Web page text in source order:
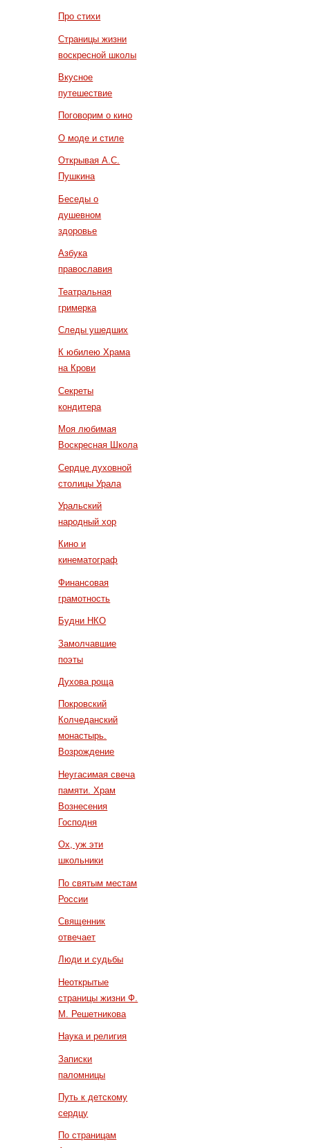
Про стихи
Страницы жизни
воскресной школы
Вкусное
путешествие
Поговорим о кино
О моде и стиле
Открывая А.С.
Пушкина
Беседы о
душевном
здоровье
Азбука
православия
Театральная
гримерка
Следы ушедших
К юбилею Храма
на Крови
Секреты
кондитера
Моя любимая
Воскресная Школа
Сердце духовной
столицы Урала
Уральский
народный хор
Кино и
кинематограф
Финансовая
грамотность
Будни НКО
Замолчавшие
поэты
Духова роща
Покровский
Колчеданский
монастырь.
Возрождение
Неугасимая свеча
памяти. Храм
Вознесения
Господня
Ох, уж эти
школьники
По святым местам
России
Священник
отвечает
Люди и судьбы
Неоткрытые
страницы жизни Ф.
М. Решетникова
Наука и религия
Записки
паломницы
Путь к детскому
сердцу
По страницам